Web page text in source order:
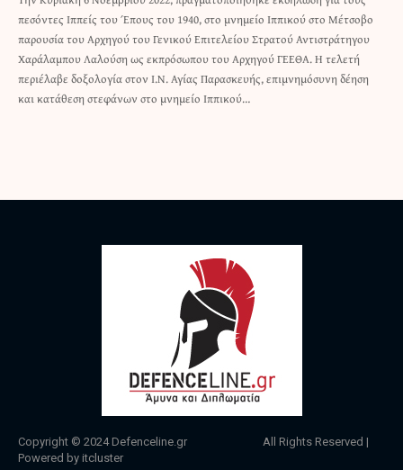
πεσόντες Ιππείς του Έπους του 1940, στο μνημείο Ιππικού στο Μέτσοβο
παρουσία του Αρχηγού του Γενικού Επιτελείου Στρατού Αντιστράτηγου
Χαράλαμπου Λαλούση ως εκπρόσωπου του Αρχηγού ΓΕΕΘΑ. Η τελετή
περιέλαβε δοξολογία στον Ι.Ν. Αγίας Παρασκευής, επιμνημόσυνη δέηση
και κατάθεση στεφάνων στο μνημείο Ιππικού…
Copyright © 2024 Defenceline.gr All Rights Reserved |
Powered by itcluster